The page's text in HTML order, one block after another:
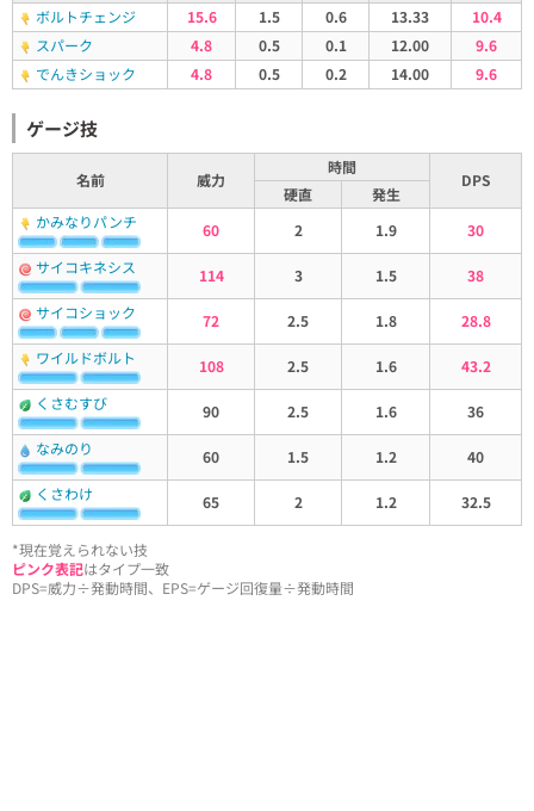
ボルトチェンジ
15.6 1.5 0.6 13.33
10.4
スパーク
4.8 0.5 0.1 12.00
9.6
でんきショック
4.8 0.5 0.2 14.00 9.6
ゲージ技
名前 威力
時間
DPS
硬直
発生
かみなりパンチ
60 2 1.9
30
サイコキネシス
114 3 1.5
38
サイコショック
72 2.5 1.8
28.8
ワイルドボルト
108 2.5 1.6
43.2
くさむすび
90 2.5 1.6
36
なみのり
60 1.5 1.2
40
くさわけ
65 2 1.2 32.5
*現在覚えられない技
ピンク表記はタイプ一致
DPS=威力÷発動時間、EPS=ゲージ回復量÷発動時間